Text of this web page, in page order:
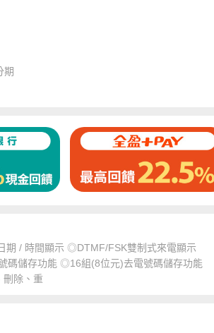
期
/ 時間顯示 ◎DTMF/FSK雙制式來電顯示
碼儲存功能 ◎16組(8位元)去電號碼儲存功能
除、重